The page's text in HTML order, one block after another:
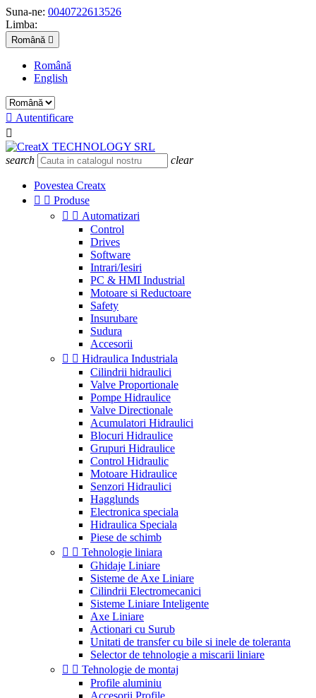
Suna-ne: 0040722613526
Limba:
Română 
Română
English
 Autentificare

search clear
Povestea Creatx
  Produse
  Automatizari
Control
Drives
Software
Intrari/Iesiri
PC & HMI Industrial
Motoare si Reductoare
Safety
Insurubare
Sudura
Accesorii
  Hidraulica Industriala
Cilindrii hidraulici
Valve Proportionale
Pompe Hidraulice
Valve Directionale
Acumulatori Hidraulici
Blocuri Hidraulice
Grupuri Hidraulice
Control Hidraulic
Motoare Hidraulice
Senzori Hidraulici
Hagglunds
Electronica speciala
Hidraulica Speciala
Piese de schimb
  Tehnologie liniara
Ghidaje Liniare
Sisteme de Axe Liniare
Cilindrii Electromecanici
Sisteme Liniare Inteligente
Axe Liniare
Actionari cu Surub
Unitati de transfer cu bile si inele de toleranta
Selector de tehnologie a miscarii liniare
  Tehnologie de montaj
Profile aluminiu
Accesorii Profile